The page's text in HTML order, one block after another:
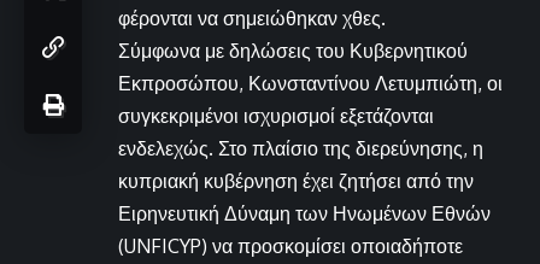
φέρονται να σημειώθηκαν χθες.
Σύμφωνα με δηλώσεις του Κυβερνητικού
Εκπροσώπου, Κωνσταντίνου Λετυμπιώτη, οι
συγκεκριμένοι ισχυρισμοί εξετάζονται
ενδελεχώς. Στο πλαίσιο της διερεύνησης, η
κυπριακή κυβέρνηση έχει ζητήσει από την
Ειρηνευτική Δύναμη των Ηνωμένων Εθνών
(UNFICYP) να προσκομίσει οποιαδήποτε